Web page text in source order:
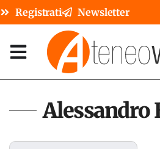
Registrati Newsletter
Alessandro